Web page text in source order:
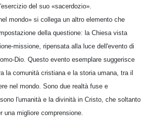
del suo «sacerdozio».
mondo» si collega un altro elemento che
della questione: la Chiesa vista
missione, ripensata alla luce dell'evento di
Dio. Questo evento esemplare suggerisce
la comunità cristiana e la storia umana, tra il
nel mondo. Sono due realtà fuse e
l'umanità e la divinità in Cristo, che soltanto
una migliore comprensione.